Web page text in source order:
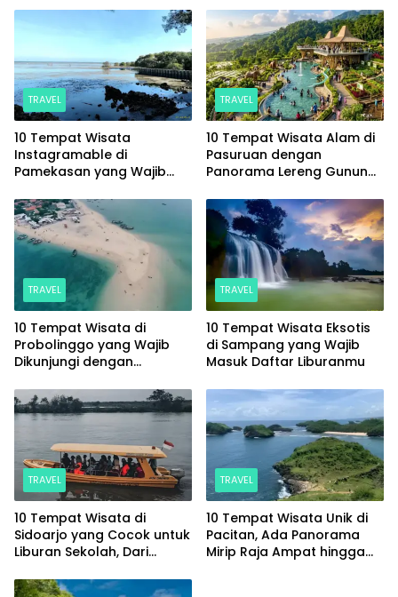
TRAVEL
10 Tempat Wisata
Instagramable di
Pamekasan yang Wajib
TRAVEL
10 Tempat Wisata Alam di
Pasuruan dengan
Panorama Lereng Gunung
TRAVEL
10 Tempat Wisata di
Probolinggo yang Wajib
Dikunjungi dengan
TRAVEL
10 Tempat Wisata Eksotis
di Sampang yang Wajib
Masuk Daftar Liburanmu
TRAVEL
10 Tempat Wisata di
Sidoarjo yang Cocok untuk
Liburan Sekolah, Dari
Hits
TRAVEL
10 Tempat Wisata Unik di
Pacitan, Ada Panorama
Mirip Raja Ampat hingga